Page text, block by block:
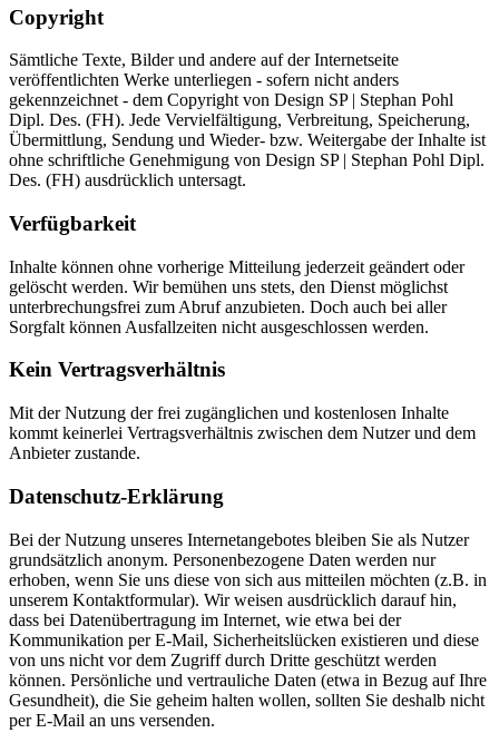
Copyright
Sämtliche Texte, Bilder und andere auf der Internetseite
veröffentlichten Werke unterliegen - sofern nicht anders
gekennzeichnet - dem Copyright von Design SP | Stephan Pohl
Dipl. Des. (FH). Jede Vervielfältigung, Verbreitung, Speicherung,
Übermittlung, Sendung und Wieder- bzw. Weitergabe der Inhalte ist
ohne schriftliche Genehmigung von Design SP | Stephan Pohl Dipl.
Des. (FH) ausdrücklich untersagt.
Verfügbarkeit
Inhalte können ohne vorherige Mitteilung jederzeit geändert oder
gelöscht werden. Wir bemühen uns stets, den Dienst möglichst
unterbrechungsfrei zum Abruf anzubieten. Doch auch bei aller
Sorgfalt können Ausfallzeiten nicht ausgeschlossen werden.
Kein Vertragsverhältnis
Mit der Nutzung der frei zugänglichen und kostenlosen Inhalte
kommt keinerlei Vertragsverhältnis zwischen dem Nutzer und dem
Anbieter zustande.
Datenschutz-Erklärung
Bei der Nutzung unseres Internetangebotes bleiben Sie als Nutzer
grundsätzlich anonym. Personenbezogene Daten werden nur
erhoben, wenn Sie uns diese von sich aus mitteilen möchten (z.B. in
unserem Kontaktformular). Wir weisen ausdrücklich darauf hin,
dass bei Datenübertragung im Internet, wie etwa bei der
Kommunikation per E-Mail, Sicherheitslücken existieren und diese
von uns nicht vor dem Zugriff durch Dritte geschützt werden
können. Persönliche und vertrauliche Daten (etwa in Bezug auf Ihre
Gesundheit), die Sie geheim halten wollen, sollten Sie deshalb nicht
per E-Mail an uns versenden.